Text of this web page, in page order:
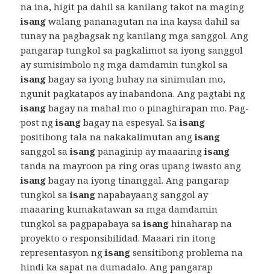
na ina, higit pa dahil sa kanilang takot na maging
isang walang pananagutan na ina kaysa dahil sa
tunay na pagbagsak ng kanilang mga sanggol. Ang
pangarap tungkol sa pagkalimot sa iyong sanggol
ay sumisimbolo ng mga damdamin tungkol sa
isang bagay sa iyong buhay na sinimulan mo,
ngunit pagkatapos ay inabandona. Ang pagtabi ng
isang bagay na mahal mo o pinaghirapan mo. Pag-
post ngisang bagay na espesyal. Saisang
positibong tala na nakakalimutan angisang
sanggol saisang panaginip ay maaaringisang
tanda na mayroon pa ring oras upang iwasto ang
isang bagay na iyong tinanggal. Ang pangarap
tungkol saisang napabayaang sanggol ay
maaaring kumakatawan sa mga damdamin
tungkol sa pagpapabaya saisang hinaharap na
proyekto o responsibilidad. Maaari rin itong
representasyon ngisang sensitibong problema na
hindi ka sapat na dumadalo. Ang pangarap